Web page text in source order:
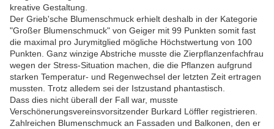
kreative Gestaltung.
Der Grieb'sche Blumenschmuck erhielt deshalb in der Kategorie
"Großer Blumenschmuck" von Geiger mit 99 Punkten somit fast
die maximal pro Jurymitglied mögliche Höchstwertung von 100
Punkten. Ganz winzige Abstriche musste die Zierpflanzenfachfrau
wegen der Stress-Situation machen, die die Pflanzen aufgrund
starken Temperatur- und Regenwechsel der letzten Zeit ertragen
mussten. Trotz alledem sei der Istzustand phantastisch.
Dass dies nicht überall der Fall war, musste
Verschönerungsvereinsvorsitzender Burkard Löffler registrieren.
Zahlreichen Blumenschmuck an Fassaden und Balkonen, den er